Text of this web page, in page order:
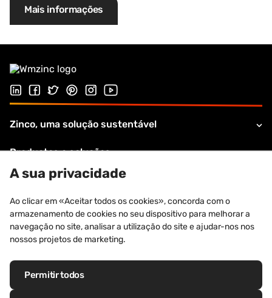
Mais informações
Siga-nos no LinkedIn
Siga-nos no Facebook
Siga-nos no Twitter
Follow us on Pinterest
Siga-nos na Instagram
Visite o nosso canal no Youtube
Zinco, uma solução sustentável
Productos e soluções
Apoio e serviços
Sobre VMZINC
Informações legais
Marcas registadas: VM Building Solutions®, VMZINC®, QUARTZ-ZINC®,
A sua privacidade
Ao clicar em «Aceitar todos os cookies», concorda com o
armazenamento de cookies no seu dispositivo para melhorar a
navegação no site, analisar a utilização do site e ajudar-nos nos
nossos projetos de marketing.
Permitir todos